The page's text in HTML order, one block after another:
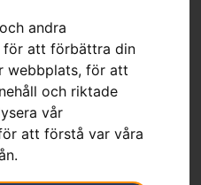
andra
för att förbättra din
webbplats, för att
och riktade
vår
att förstå var våra